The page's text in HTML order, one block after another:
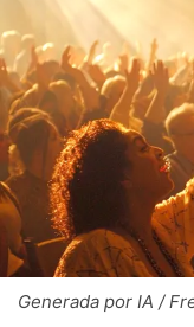
Generada por IA /